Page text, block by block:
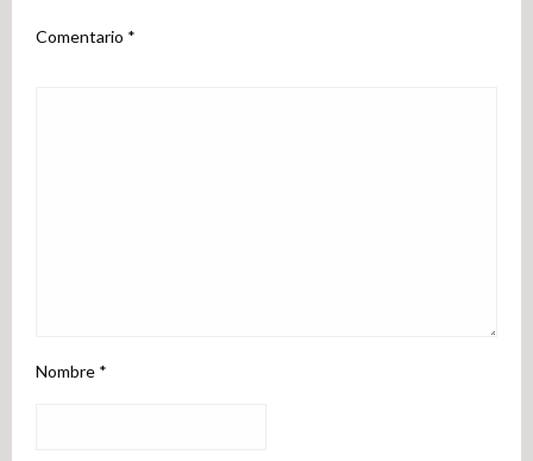
Comentario *
Nombre *